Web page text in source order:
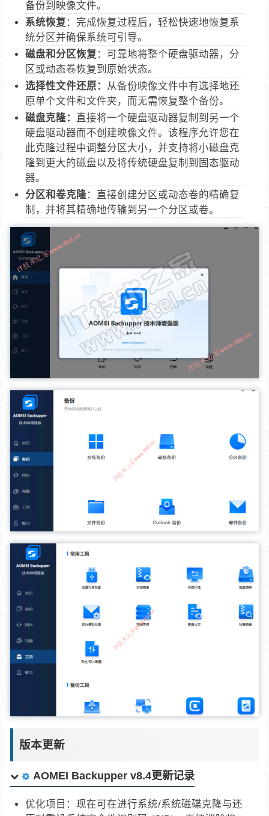
备份到映像文件。
系统恢复 ：完成恢复过程后，轻松快速地恢复系
统分区并确保系统可引导。
磁盘和分区恢复 ：可靠地将整个硬盘驱动器，分
区或动态卷恢复到原始状态。
选择性文件还原： 从备份映像文件中有选择地还
原单个文件和文件夹，而无需恢复整个备份。
磁盘克隆： 直接将一个硬盘驱动器复制到另一个
硬盘驱动器而不创建映像文件。该程序允许您在
此克隆过程中调整分区大小，并支持将小磁盘克
隆到更大的磁盘以及将传统硬盘复制到固态驱动
器。
分区和卷克隆：直接创建分区或动态卷的精确复
制，并将其精确地传输到另一个分区或卷。
版本更新
AOMEI Backupper v8.4更新记录
优化项目：现在可在进行系统/系统磁碟克隆与还